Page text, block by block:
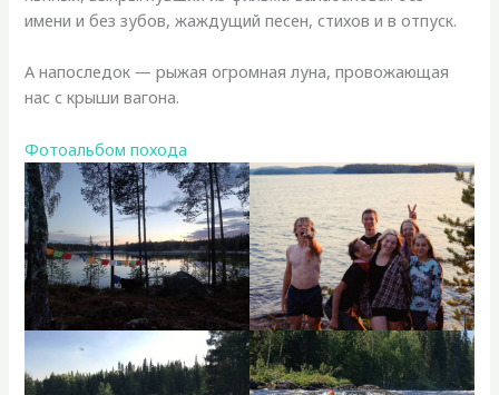
имени и без зубов, жаждущий песен, стихов и в отпуск.
А напоследок — рыжая огромная луна, провожающая
нас с крыши вагона.
Фотоальбом похода